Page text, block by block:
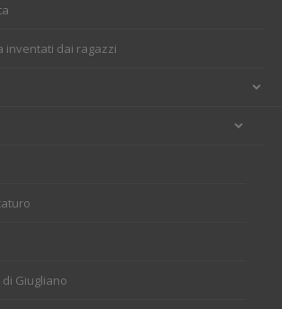
inventati dai ragazzi
Giugliano